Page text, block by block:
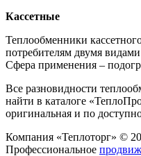
Кассетные
Теплообменники
потребителям двумя
Сфера применения –
Все разновидности
найти в каталоге
оригинальная и по
Компания «Теплоторг» ©
Профессиональное